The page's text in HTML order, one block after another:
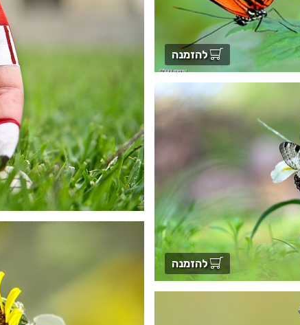
להזמנה
להזמנה